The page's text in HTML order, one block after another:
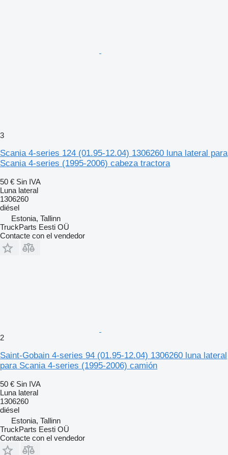
3
Scania 4-series 124 (01.95-12.04) 1306260 luna lateral para
Scania 4-series (1995-2006) cabeza tractora
50 € Sin IVA
Luna lateral
1306260
diésel
Estonia, Tallinn
TruckParts Eesti OÜ
Contacte con el vendedor
2
Saint-Gobain 4-series 94 (01.95-12.04) 1306260 luna lateral
para Scania 4-series (1995-2006) camión
50 € Sin IVA
Luna lateral
1306260
diésel
Estonia, Tallinn
TruckParts Eesti OÜ
Contacte con el vendedor